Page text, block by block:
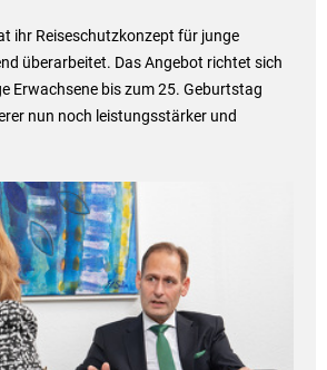
ihr Reiseschutzkonzept für junge
überarbeitet. Das Angebot richtet sich
Erwachsene bis zum 25. Geburtstag
nun noch leistungsstärker und